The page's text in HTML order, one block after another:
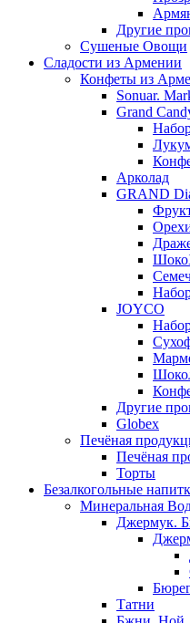
Другие
Сушеные Овощи
Сладости из Армении
Конфеты из
Sonuar.
Grand
Арколад
GRAND
JOYCO
Другие
Globex
Печёная
Печёная
Торты
Безалкогольные
Минеральная
Джермук.
Татни